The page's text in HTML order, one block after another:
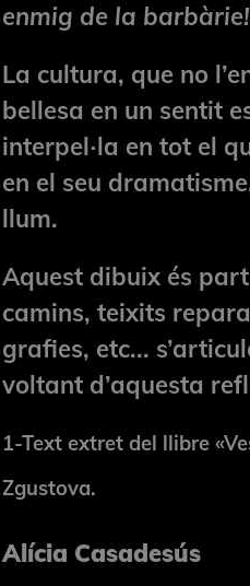
enmig de la
La cultura, que no
bellesa en un sentit
interpel·la en tot el
en el seu
llum.
Aquest dibuix és
camins, teixits
grafies, etc...
voltant
1-Text extret del llibre
Zgustova.
Alícia Casadesús